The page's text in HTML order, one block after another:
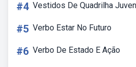
#4 Vestidos De Quadrilha
#5 Verbo Estar No Futuro
#6 Verbo De Estado E Ação